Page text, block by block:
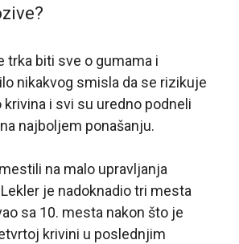
trka biti sve o gumama i
nikakvog smisla da se rizikuje
krivina i svi su uredno podneli
najboljem ponašanju.
na malo upravljanja
je nadoknadio tri mesta
sa 10. mesta nakon što je
krivini u poslednjim